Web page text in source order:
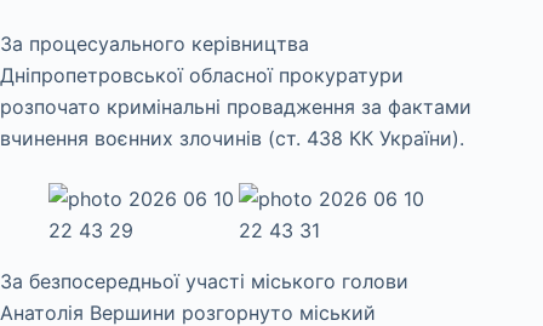
За процесуального керівництва
Дніпропетровської обласної прокуратури
розпочато кримінальні провадження за фактами
вчинення воєнних злочинів (ст. 438 КК України).
За безпосередньої участі міського голови
Анатолія Вершини розгорнуто міський